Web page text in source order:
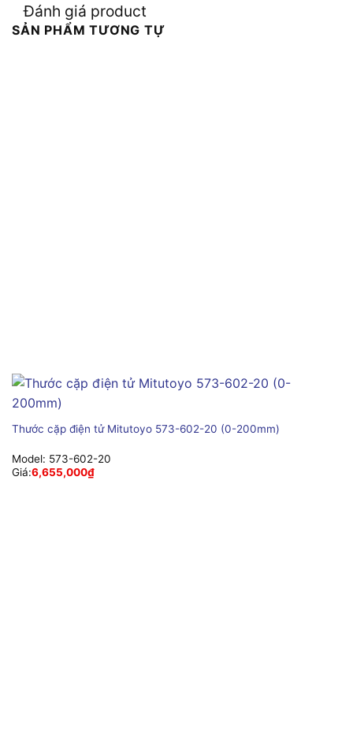
Đánh giá product
SẢN PHẨM TƯƠNG TỰ
Thước cặp điện tử Mitutoyo 573-602-20 (0-200mm)
Model: 573-602-20
Giá:6,655,000₫